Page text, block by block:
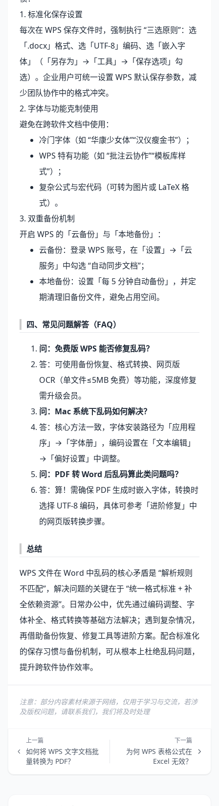
1. 标准化保存设置
每次在 WPS 保存文件时，强制执行 “三选原则”：选
「.docx」格式、选「UTF-8」编码、选「嵌入字
体」（「另存为」→「工具」→「保存选项」勾
选）。企业用户可统一设置 WPS 默认保存参数，减
少团队协作中的格式冲突。
2. 字体与功能克制使用
避免在跨软件文档中使用：
冷门字体（如 “华康少女体”“汉仪瘦金书”）；
WPS 特有功能（如 “批注云协作”“模板库样
式”）；
复杂公式与宏代码（可转为图片或 LaTeX 格
式）。
3. 双重备份机制
开启 WPS 的「云备份」与「本地备份」：
云备份：登录 WPS 账号，在「设置」→「云
服务」中勾选 “自动同步文档”；
本地备份：设置「每 5 分钟自动备份」，并定
期清理旧备份文件，避免占用空间。
四、常见问题解答（FAQ）
问：免费版 WPS 能否修复乱码？
答：可使用备份恢复、格式转换、网页版
OCR（单文件≤5MB 免费）等功能，深度修复
需升级会员。
问：Mac 系统下乱码如何解决？
答：核心方法一致，字体安装路径为「应用程
序」→「字体册」，编码设置在「文本编辑」
→「偏好设置」中调整。
问：PDF 转 Word 后乱码算此类问题吗？
答：算！需确保 PDF 生成时嵌入字体，转换时
选择 UTF-8 编码，具体可参考「进阶修复」中
的网页版转换步骤。
总结
WPS 文件在 Word 中乱码的核心矛盾是 “解析规则
不匹配”，解决问题的关键在于 “统一格式标准 + 补
全依赖资源”。日常办公中，优先通过编码调整、字
体补全、格式转换等基础方法解决；遇到复杂情况，
再借助备份恢复、修复工具等进阶方案。配合标准化
的保存习惯与备份机制，可从根本上杜绝乱码问题，
提升跨软件协作效率。
注意：部分内容素材来源于网络，仅用于学习与交流，若涉
及版权问题，请联系我们，我们将及时处理
上一篇
如何将 WPS 文字文档批
量转换为 PDF？
下一篇
为何 WPS 表格公式在
Excel 无效？